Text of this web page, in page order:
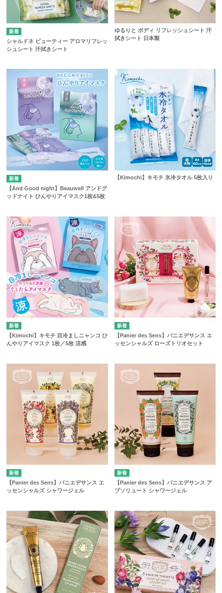
シャルドネ ビューティー アロマリフレッ
シュシート 汗拭きシート
ゆるりと ボディ リフレッシュシート 汗
拭きシート 日本製
【And Good night】Beauwell アンドグ
ッドナイト ひんやりアイマスク1枚&5枚
【Kimochi】キモチ 氷冷タオル 5枚入り
【Kimochi】キモチ 目冷ましニャンコ ひ
んやりアイマスク 1枚／5枚 涼感
【Panier des Sens】パニエデサンス エ
ッセンシャルズ ローズトリオセット
【Panier des Sens】パニエデサンス エ
ッセンシャルズ シャワージェル
【Panier des Sens】パニエデサンス ア
ブソリュート シャワージェル